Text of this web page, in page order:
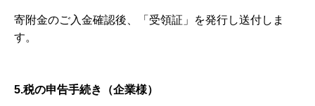
寄附金のご入金確認後、「受領証」を発行し送付しま
す。
5.税の申告手続き（企業様）